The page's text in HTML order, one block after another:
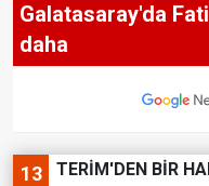
Galatasaray'da
daha
13 TERİM'DEN BİR